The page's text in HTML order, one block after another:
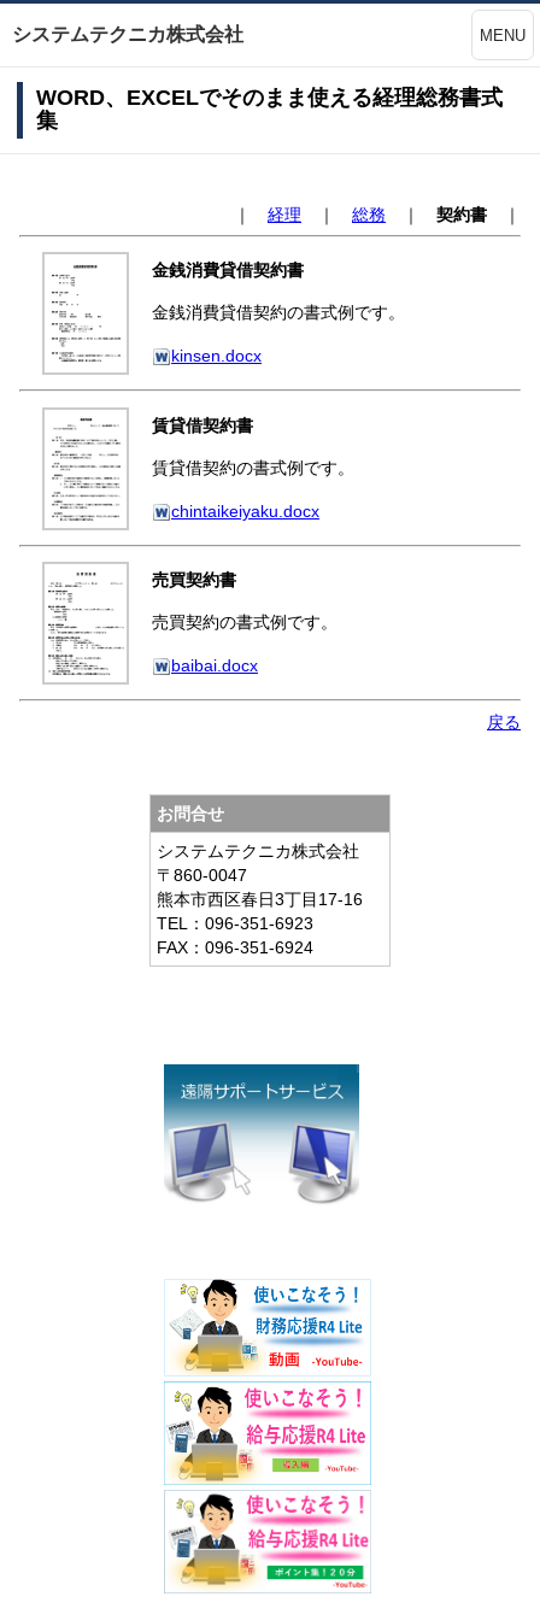
システムテクニカ株式会社 MENU
WORD、EXCELでそのまま使える経理総務書式
集
｜ 経理 ｜ 総務 ｜ 契約書 ｜
金銭消費貸借契約書
金銭消費貸借契約の書式例です。
kinsen.docx
賃貸借契約書
賃貸借契約の書式例です。
chintaikeiyaku.docx
売買契約書
売買契約の書式例です。
baibai.docx
戻る
お問合せ
システムテクニカ株式会社
〒860-0047
熊本市西区春日3丁目17-16
TEL：096-351-6923
FAX：096-351-6924